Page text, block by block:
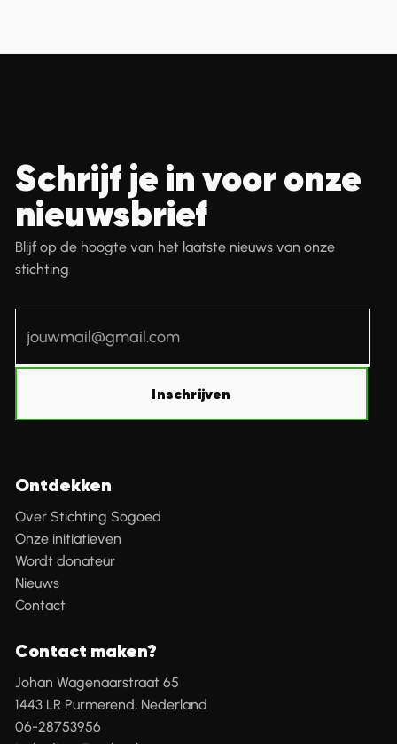
Schrijf je in voor onze
nieuwsbrief
Blijf op de hoogte van het laatste nieuws van onze
stichting
Inschrijven
Ontdekken
Over Stichting Sogoed
Onze initiatieven
Wordt donateur
Nieuws
Contact
Contact maken?
Johan Wagenaarstraat 65
1443 LR Purmerend, Nederland
06-28753956